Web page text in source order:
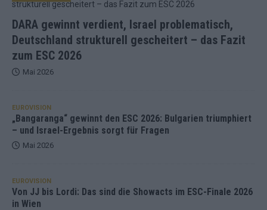
DARA gewinnt verdient, Israel problematisch,
Deutschland strukturell gescheitert – das Fazit
zum ESC 2026
Mai 2026
EUROVISION
„Bangaranga“ gewinnt den ESC 2026: Bulgarien triumphiert
– und Israel-Ergebnis sorgt für Fragen
Mai 2026
EUROVISION
Von JJ bis Lordi: Das sind die Showacts im ESC-Finale 2026
in Wien